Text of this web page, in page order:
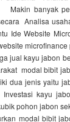
Makin banyak
Analisa
Ide Website
jual kayu jabon
modal bibit
jenis yaitu
kayu
pohon jabon
modal bibit